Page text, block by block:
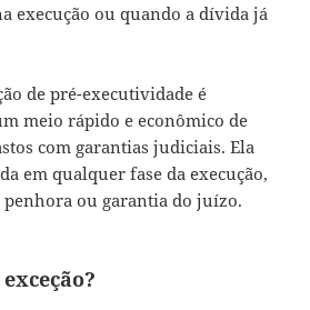
execução ou quando a dívida já
de pré-executividade é
meio rápido e econômico de
com garantias judiciais. Ela
em qualquer fase da execução,
penhora ou garantia do juízo.